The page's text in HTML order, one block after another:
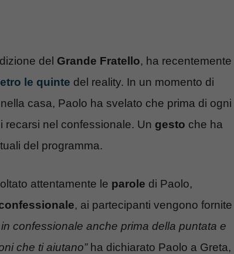
del Grande Fratello, ha recentemente
le quinte del reality. In un momento di
casa, Paolo ha svelato che prima di ogni
recarsi nel confessionale. Un gesto che ha
del programma.
attentamente le parole di Paolo,
, ai partecipanti vengono fornite
in confessionale anche prima della puntata e
che ti aiutano”ha dichiarato Paolo a Greta,